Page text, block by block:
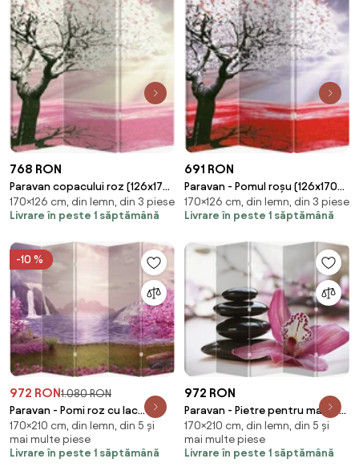
768 RON
Paravan copacului roz (126x170
cm)
170×126 cm, din lemn, din 3 piese
Livrare în peste 1 săptămână
691 RON
Paravan - Pomul roșu (126x170
cm)
170×126 cm, din lemn, din 3 piese
Livrare în peste 1 săptămână
-10 %
972 RON1.080 RON
Paravan - Pomi roz cu lac
(210x170 cm)
170×210 cm, din lemn, din 5 și
mai multe piese
Livrare în peste 1 săptămână
972 RON
Paravan - Pietre pentru masaj și
orhidee (210x170 cm)
170×210 cm, din lemn, din 5 și
mai multe piese
Livrare în peste 1 săptămână